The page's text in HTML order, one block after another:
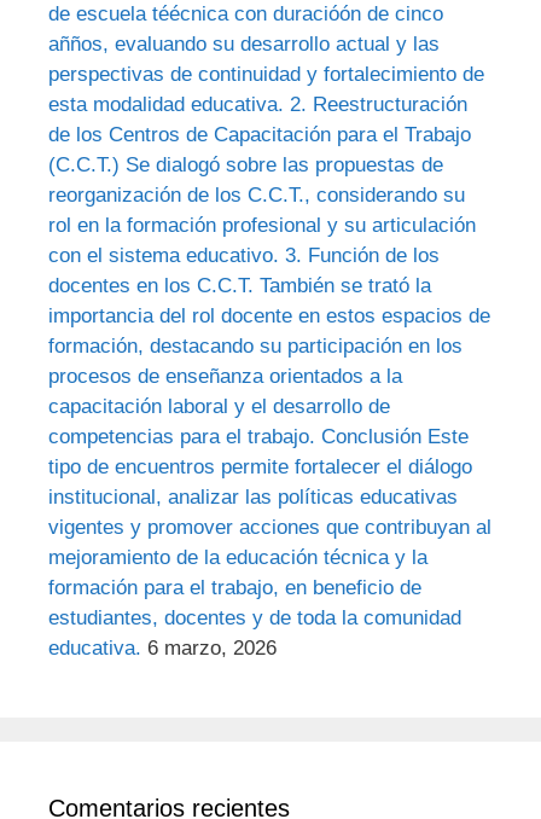
de escuela téécnica con duracióón de cinco
añños, evaluando su desarrollo actual y las
perspectivas de continuidad y fortalecimiento de
esta modalidad educativa. 2. Reestructuración
de los Centros de Capacitación para el Trabajo
(C.C.T.) Se dialogó sobre las propuestas de
reorganización de los C.C.T., considerando su
rol en la formación profesional y su articulación
con el sistema educativo. 3. Función de los
docentes en los C.C.T. También se trató la
importancia del rol docente en estos espacios de
formación, destacando su participación en los
procesos de enseñanza orientados a la
capacitación laboral y el desarrollo de
competencias para el trabajo. Conclusión Este
tipo de encuentros permite fortalecer el diálogo
institucional, analizar las políticas educativas
vigentes y promover acciones que contribuyan al
mejoramiento de la educación técnica y la
formación para el trabajo, en beneficio de
estudiantes, docentes y de toda la comunidad
educativa. 6 marzo, 2026
Comentarios recientes